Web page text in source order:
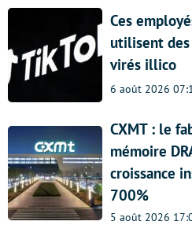
Ces
utilisent des
virés illico
6 août 2026
CXMT : le
mémoire
croissance
700%
5 août 2026